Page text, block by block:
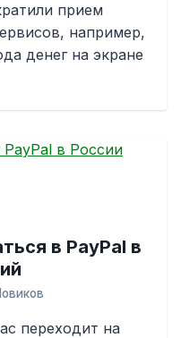
прием
например,
денег на экране
в PayPal в
переходит на